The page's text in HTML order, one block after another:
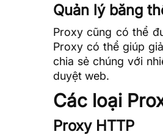
Quản lý băng
Proxy cũng có thể
Proxy có thể giúp
chia sẻ chúng với
duyệt web.
Các loại
Proxy HTTP